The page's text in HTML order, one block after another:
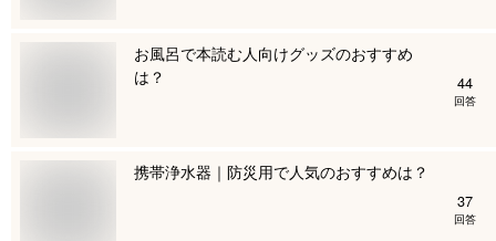
お風呂で本読む人向けグッズのおすすめ
は？
44
回答
携帯浄水器｜防災用で人気のおすすめは？
37
回答